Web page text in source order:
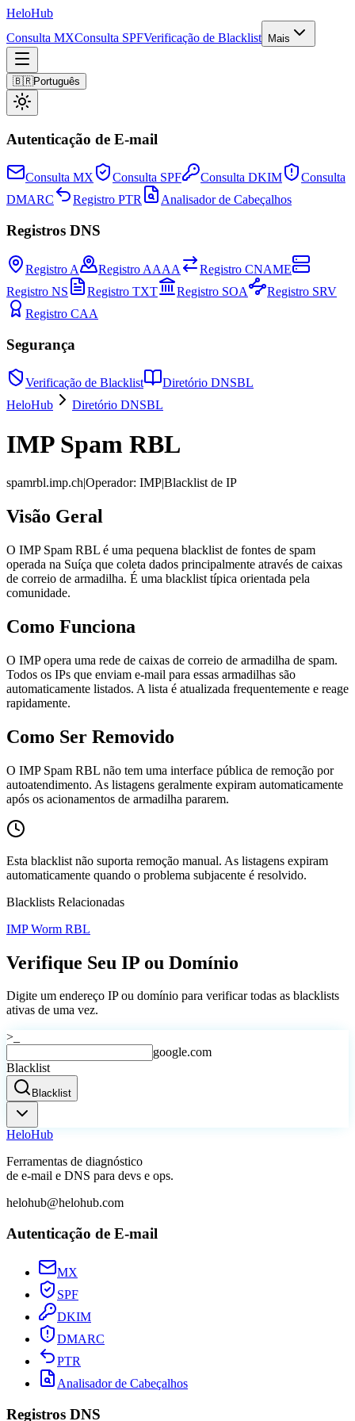
HeloHub
Consulta MXConsulta SPFVerificação de Blacklist Mais
🇧🇷Português
Autenticação de E-mail
Consulta MX Consulta SPF Consulta DKIM
Consulta
DMARC
Registro PTR Analisador de Cabeçalhos
Registros DNS
Registro A Registro AAAA
Registro CNAME
Registro NS
Registro TXT Registro SOA
Registro SRV
Registro CAA
Segurança
Verificação de Blacklist
Diretório DNSBL
HeloHub
Diretório DNSBL
IMP Spam RBL
spamrbl.imp.ch|Operador: IMP|Blacklist de IP
Visão Geral
O IMP Spam RBL é uma pequena blacklist de fontes de spam
operada na Suíça que coleta dados principalmente através de caixas
de correio de armadilha. É uma blacklist típica orientada pela
comunidade.
Como Funciona
O IMP opera uma rede de caixas de correio de armadilha de spam.
Todos os IPs que enviam e-mail para essas armadilhas são
automaticamente listados. A lista é atualizada frequentemente e reage
rapidamente.
Como Ser Removido
O IMP Spam RBL não tem uma interface pública de remoção por
autoatendimento. As listagens geralmente expiram automaticamente
após os acionamentos de armadilha pararem.
Esta blacklist não suporta remoção manual. As listagens expiram
automaticamente quando o problema subjacente é resolvido.
Blacklists Relacionadas
IMP Worm RBL
Verifique Seu IP ou Domínio
Digite um endereço IP ou domínio para verificar todas as blacklists
ativas de uma vez.
>_
google.com
Blacklist
Blacklist
HeloHub
Ferramentas de diagnóstico
de e-mail e DNS para devs e ops.
helohub@helohub.com
Autenticação de E-mail
MX
SPF
DKIM
DMARC
PTR
Analisador de Cabeçalhos
Registros DNS